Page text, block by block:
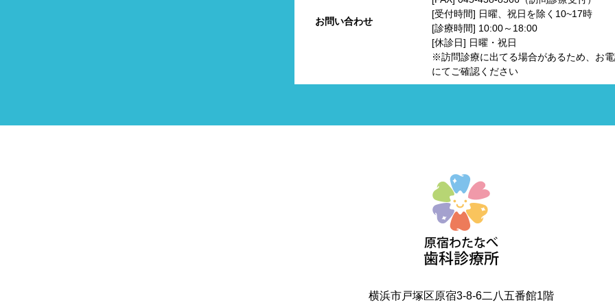
お問い合わせ
[受付時間] 日曜、祝日を除く10~17時
[診療時間] 10:00～18:00
[休診日] 日曜・祝日
※訪問診療に出てる場合があるため、お
にてご確認ください
横浜市戸塚区原宿3-8-6二八五番館1階